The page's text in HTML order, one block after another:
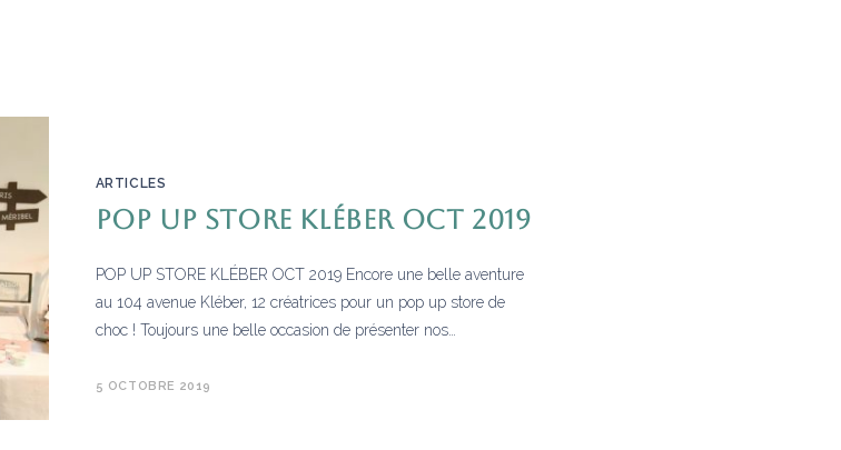
ARTICLES
POP UP STORE KLÉBER OCT 2019
POP UP STORE KLÉBER OCT 2019 Encore une belle aventure
au 104 avenue Kléber, 12 créatrices pour un pop up store de
choc ! Toujours une belle occasion de présenter nos…
5 OCTOBRE 2019